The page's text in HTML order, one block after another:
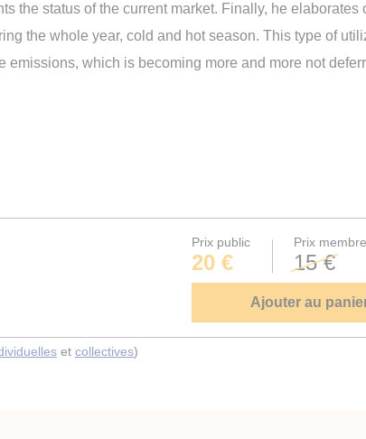
the status of the current market. Finally, he elaborates
the whole year, cold and hot season. This type of
which is becoming more and more not
Prix public
20 €
Prix
15 €
Ajouter au
et collectives)